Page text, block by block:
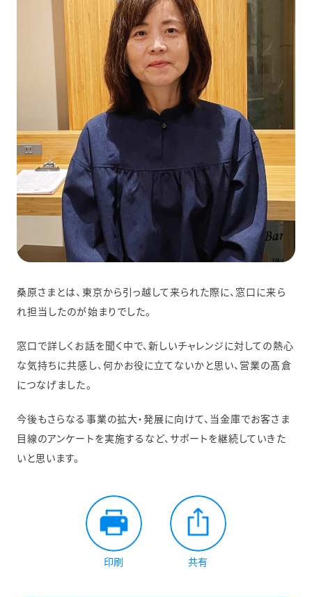
桑原さまとは、東京から引っ越して来られた際に、窓口に来ら
れ担当したのが始まりでした。
窓口で詳しくお話を聞く中で、新しいチャレンジに対しての熱心
な気持ちに共感し、何かお役に立てないかと思い、営業の髙倉
につなげました。
今後もさらなる事業の拡大・発展に向けて、当金庫でお客さま
目線のアンケートを実施するなど、サポートを継続していきた
いと思います。
印刷 共有